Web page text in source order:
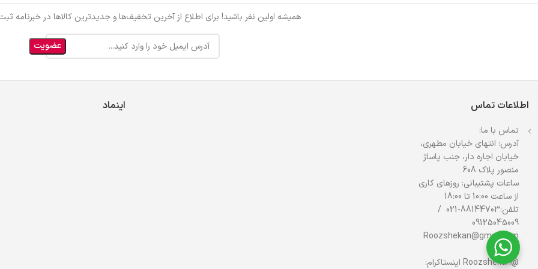
همیشه اولین نفر باشید! برای اطلاع از آخرین تخفیف‌ها و جدیدترین کالاها در خبرنامه
اطلاعات تماس
تماس با ما:
آدرس: انتهای خیابان مطهری،
خیابان اجاره دار، جنب پاساژ
منصور پلاک 608
ساعات پشتیبانی: روزهای کاری
از ساعت 10:00 تا 18:00
تلفن:88144703-021 /
09125045009
Roozshekan@gmail.com
ایمیل:
@Roozshekan اینستاکرام:
اینماد